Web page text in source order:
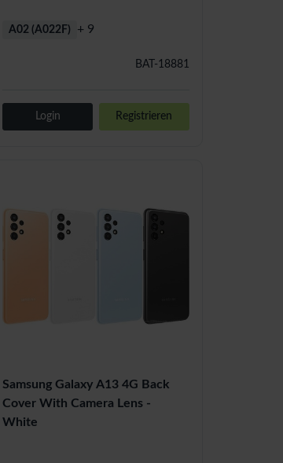
BAT-18881
A02 (A022F) + 9
Login Registrieren
Samsung Galaxy A13 4G Back
Cover With Camera Lens -
White